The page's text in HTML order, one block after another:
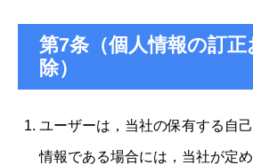
第7条（個人情報の訂正
除）
ユーザーは，当社の保有する自
情報である場合には，当社が定